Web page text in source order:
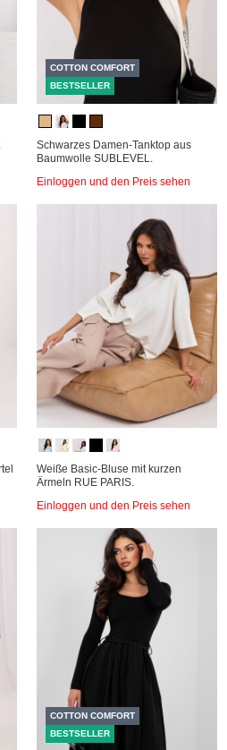
COTTON COMFORT
BESTSELLER
Schwarzes Damen-Tanktop aus
Baumwolle SUBLEVEL.
Einloggen und den Preis sehen
Weiße Basic-Bluse mit kurzen
Ärmeln RUE PARIS.
Einloggen und den Preis sehen
COTTON COMFORT
BESTSELLER